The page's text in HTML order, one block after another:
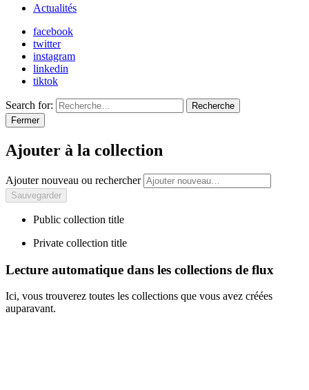
Actualités
facebook
twitter
instagram
linkedin
tiktok
Search for:
Recherche
Fermer
Ajouter à la collection
Ajouter nouveau ou rechercher
Public collection title
Private collection title
Lecture automatique dans les collections de flux
Ici, vous trouverez toutes les collections que vous avez créées
auparavant.